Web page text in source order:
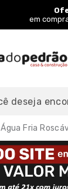
em
Água Fria